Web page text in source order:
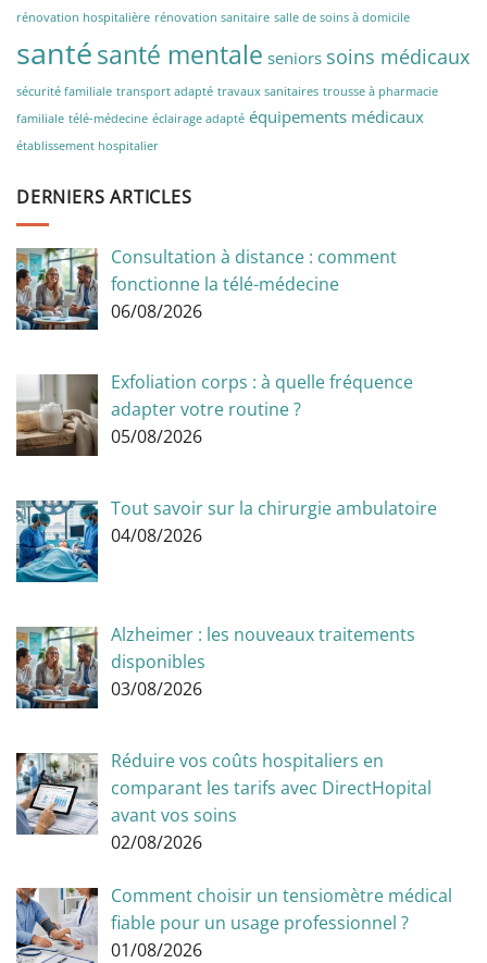
rénovation hospitalière rénovation sanitaire salle de soins à domicile
santésanté mentale seniors soins médicaux
sécurité familiale transport adapté travaux sanitaires trousse à pharmacie
familiale télé-médecine éclairage adapté équipements médicaux
établissement hospitalier
DERNIERS ARTICLES
Consultation à distance : comment
fonctionne la télé-médecine
06/08/2026
Exfoliation corps : à quelle fréquence
adapter votre routine ?
05/08/2026
Tout savoir sur la chirurgie ambulatoire
04/08/2026
Alzheimer : les nouveaux traitements
disponibles
03/08/2026
Réduire vos coûts hospitaliers en
comparant les tarifs avec DirectHopital
avant vos soins
02/08/2026
Comment choisir un tensiomètre médical
fiable pour un usage professionnel ?
01/08/2026